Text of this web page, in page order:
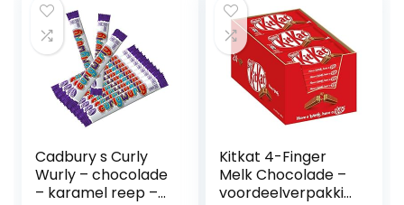
suikers – low carb
versnaperingen
Cadbury s Curly
Wurly – chocolade
– karamel reep –
Kitkat 4-Finger
Melk Chocolade –
voordeelverpakkin